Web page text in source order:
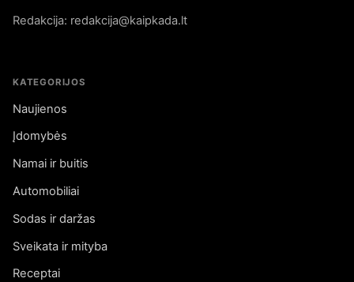
Redakcija: redakcija@kaipkada.lt
KATEGORIJOS
Naujienos
Įdomybės
Namai ir buitis
Automobiliai
Sodas ir daržas
Sveikata ir mityba
Receptai